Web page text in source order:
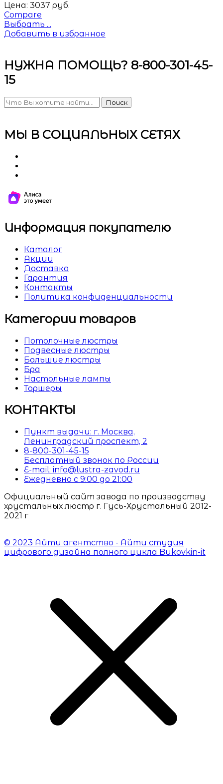
Цена: 3037 руб.
Compare
Выбрать ...
Добавить в избранное
НУЖНА ПОМОЩЬ? 8-800-301-45-
15
Поиск
МЫ В СОЦИАЛЬНЫХ СЕТЯХ
Информация покупателю
Каталог
Акции
Доставка
Гарантия
Контакты
Политика конфиденциальности
Категории товаров
Потолочные люстры
Подвесные люстры
Большие люстры
Бра
Настольные лампы
Торшеры
КОНТАКТЫ
Пункт выдачи: г. Москва,
Ленинградский проспект, 2
8-800-301-45-15
Бесплатный звонок по России
E-mail: info@lustra-zavod.ru
Ежедневно с 9:00 до 21:00
Официальный сайт завода по производству
хрустальных люстр г. Гусь-Хрустальный 2012-
2021 г
© 2023 Айти агентство - Айти студия
цифрового дизайна полного цикла Bukovkin-it